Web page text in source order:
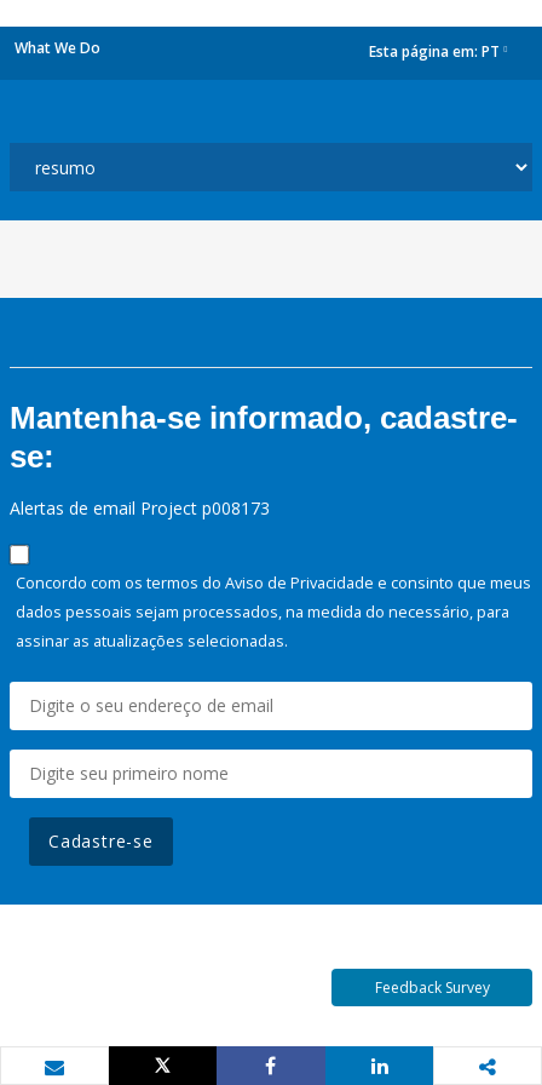
What We Do Esta página em: PT
Mantenha-se informado, cadastre-
se:
Alertas de email Project p008173
Concordo com os termos do Aviso de Privacidade e consinto que meus
dados pessoais sejam processados, na medida do necessário, para
assinar as atualizações selecionadas.
Cadastre-se
Feedback Survey